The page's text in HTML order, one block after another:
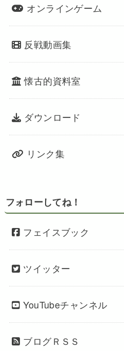
オンラインゲーム
反戦動画集
懐古的資料室
ダウンロード
リンク集
フォローしてね！
フェイスブック
ツイッター
YouTubeチャンネル
ブログＲＳＳ